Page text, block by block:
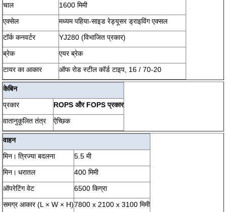
चाल
1600 मिमी
एक्सेल
मध्यम पहिया-साइड रेड्यूसर ड्राइविंग एक्सल
टॉर्क कनवर्टर
YJ280 (विभाजित प्रकार)
ब्रेक
एयर ब्रेक
टायर का आकार
ऑफ रोड स्टील कॉर्ड टाइप, 16 / 70-20
केबिन
प्रकार
ROPS और FOPS प्रकार
वातानुकूलित तंत्र
ऐच्छिक
वाहन
मिन। त्रिज्या बदलना
5.5 मी
मिन। धरातल
400 मिमी
ऑपरेटिंग वेट
6500 किग्रा
समग्र आकार (L × W × H)7800 x 2100 x 3100 मिमी